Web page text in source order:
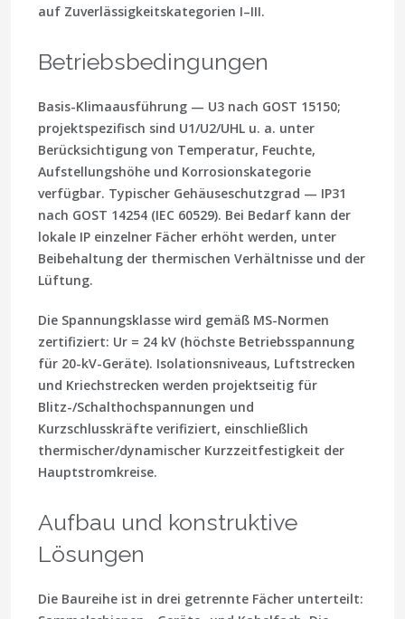
auf Zuverlässigkeitskategorien I–III.
Betriebsbedingungen
Basis-Klimaausführung — U3 nach GOST 15150;
projektspezifisch sind U1/U2/UHL u. a. unter
Berücksichtigung von Temperatur, Feuchte,
Aufstellungshöhe und Korrosionskategorie
verfügbar. Typischer Gehäuseschutzgrad — IP31
nach GOST 14254 (IEC 60529). Bei Bedarf kann der
lokale IP einzelner Fächer erhöht werden, unter
Beibehaltung der thermischen Verhältnisse und der
Lüftung.
Die Spannungsklasse wird gemäß MS-Normen
zertifiziert: Ur = 24 kV (höchste Betriebsspannung
für 20-kV-Geräte). Isolationsniveaus, Luftstrecken
und Kriechstrecken werden projektseitig für
Blitz-/Schalthochspannungen und
Kurzschlusskräfte verifiziert, einschließlich
thermischer/dynamischer Kurzzeitfestigkeit der
Hauptstromkreise.
Aufbau und konstruktive
Lösungen
Die Baureihe ist in drei getrennte Fächer unterteilt: